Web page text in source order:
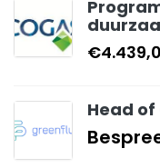
Head of